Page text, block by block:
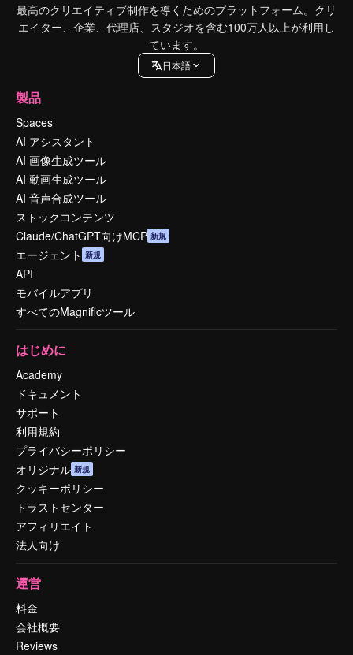
最高のクリエイティブ制作を導くためのプラットフォーム。クリ
エイター、企業、代理店、スタジオを含む100万人以上が利用し
ています。
日本語
製品
Spaces
AI アシスタント
AI 画像生成ツール
AI 動画生成ツール
AI 音声合成ツール
ストックコンテンツ
Claude/ChatGPT向けMCP 新規
エージェント 新規
API
モバイルアプリ
すべてのMagnificツール
はじめに
Academy
ドキュメント
サポート
利用規約
プライバシーポリシー
オリジナル 新規
クッキーポリシー
トラストセンター
アフィリエイト
法人向け
運営
料金
会社概要
Reviews